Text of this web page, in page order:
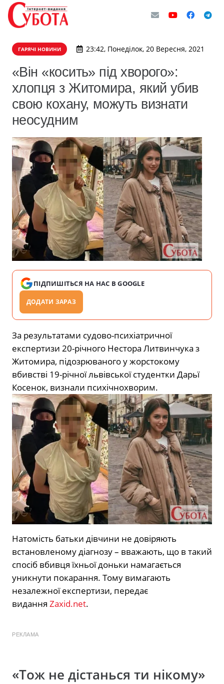
ГАРЯЧІ НОВИНИ 23:42, Понеділок, 20 Вересня, 2021
«Він «косить» під хворого»:
хлопця з Житомира, який убив
свою кохану, можуть визнати
неосудним
ПІДПИШІТЬСЯ НА НАС В GOOGLE
ДОДАТИ ЗАРАЗ
За результатами судово-психіатричної
експертизи 20-річного Нестора Литвинчука з
Житомира, підозрюваного у жорстокому
вбивстві 19-річної львівської студентки Дарьї
Косенок, визнали психічнохворим.
Натомість батьки дівчини не довіряють
встановленому діагнозу – вважають, що в такий
спосіб вбивця їхньої доньки намагається
уникнути покарання. Тому вимагають
незалежної експертизи, передає
видання Zaxid.net.
РЕКЛАМА
«Тож не дістанься ти нікому»